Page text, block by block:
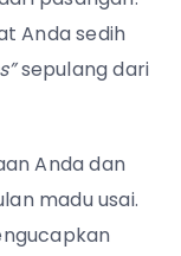
Anda sedih
sepulang dari
Anda dan
madu usai.